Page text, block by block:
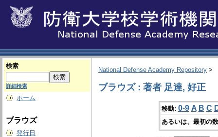
検索
詳細検索
ホーム
ブラウズ
発行日
National Defense Academy Repository >
ブラウズ : 著者 足達, 好正
移動: 0-9 A B C
あるいは、最初の